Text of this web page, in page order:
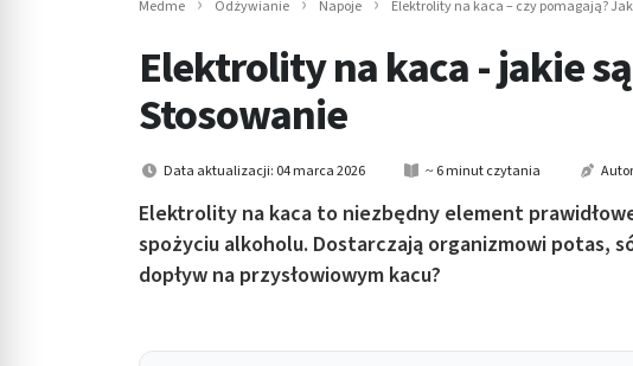
Medme Odżywianie Napoje Elektrolity na kaca – czy pomagają?
Elektrolity na kaca - jakie
Stosowanie
Data aktualizacji: 04 marca 2026 ~ 6 minut czytania
Elektrolity na kaca to niezbędny element
spożyciu alkoholu. Dostarczają organizmowi potas,
dopływ na przysłowiowym kacu?